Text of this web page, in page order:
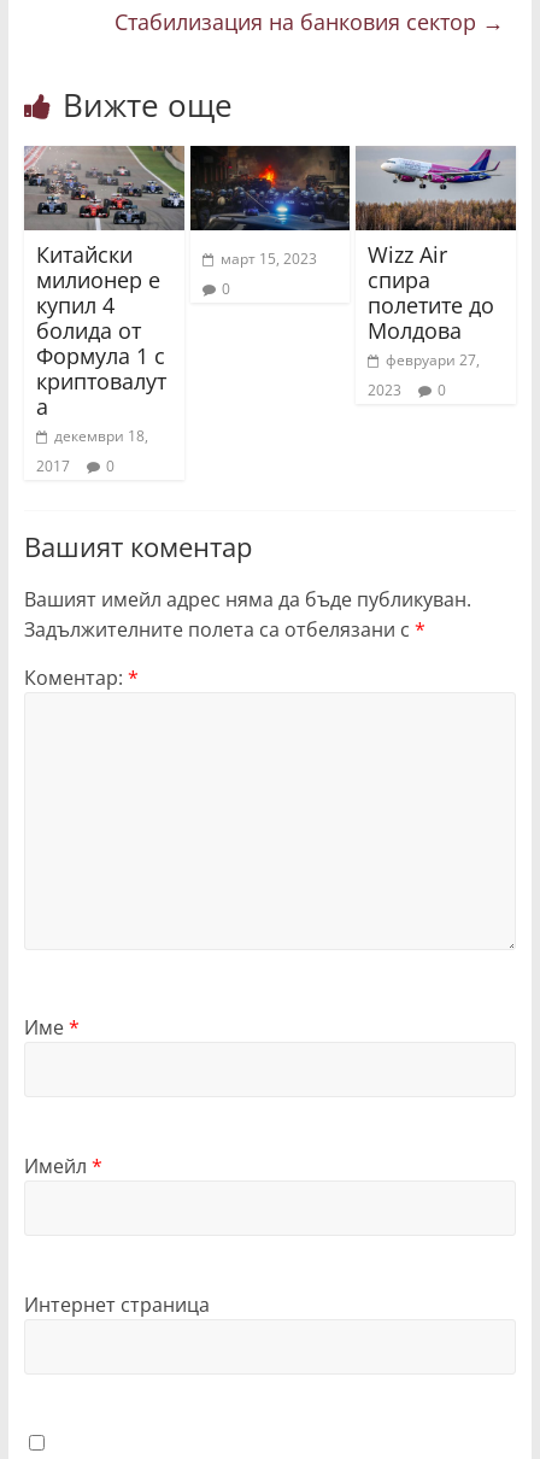
Стабилизация на банковия сектор →
Вижте още
Китайски
милионер е
купил 4
болида от
Формула 1 с
криптовалут
а
декември 18,
2017
0
март 15, 2023
0
Wizz Air
спира
полетите до
Молдова
февруари 27,
2023
0
Вашият коментар
Вашият имейл адрес няма да бъде публикуван.
Задължителните полета са отбелязани с *
Коментар: *
Име*
Имейл *
Интернет страница